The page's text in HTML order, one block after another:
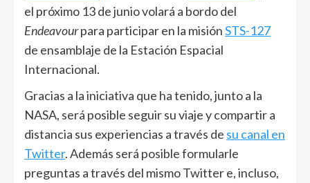
el próximo 13 de junio volará a bordo del
Endeavourpara participar en la misiónSTS-127
de ensamblaje de la Estación Espacial
Internacional.
Gracias a la iniciativa que ha tenido, junto a la
NASA, será posible seguir su viaje y compartir a
distancia sus experiencias a través de su canal en
Twitter. Además será posible formularle
preguntas a través del mismo Twitter e, incluso,